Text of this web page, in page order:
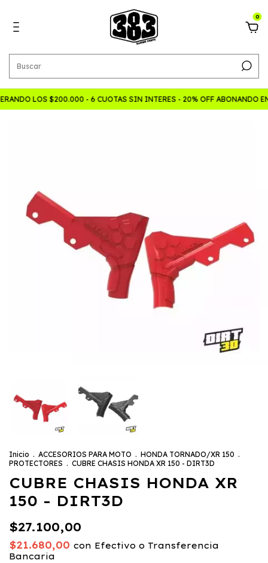
0
LOS $200.000 - 6 CUOTAS SIN INTERES - 20% OFF ABONANDO
Inicio . ACCESORIOS PARA MOTO . HONDA TORNADO/XR 150 .
PROTECTORES . CUBRE CHASIS HONDA XR 150 - DIRT3D
CUBRE CHASIS HONDA XR
150 - DIRT3D
$27.100,00
$21.680,00 con Efectivo o Transferencia
Bancaria